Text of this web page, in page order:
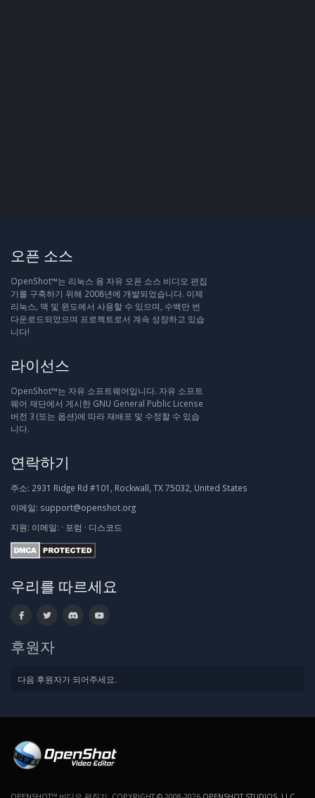
오픈 소스
OpenShot™는 리눅스 용 자유 오픈 소스 비디오 편집
기를 구축하기 위해 2008년에 개발되었습니다. 이제
리눅스, 맥 및 윈도에서 사용할 수 있으며, 수백만 번
다운로드되었으며 프로젝트로서 계속 성장하고 있습
니다!
라이선스
OpenShot™는 자유 소프트웨어입니다. 자유 소프트
웨어 재단에서 게시한 GNU General Public License
버전 3 (또는 옵션)에 따라 재배포 및 수정할 수 있습
니다.
연락하기
주소: 2931 Ridge Rd #101, Rockwall, TX 75032, United States
이메일: support@openshot.org
지원: 이메일: · 포럼 · 디스코드
우리를 따르세요
후원자
다음 후원자가 되어주세요.